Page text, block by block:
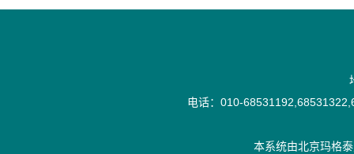
电话：010-
本系统由北京玛格